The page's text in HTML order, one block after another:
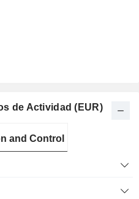
de Actividad (EUR)
and Control